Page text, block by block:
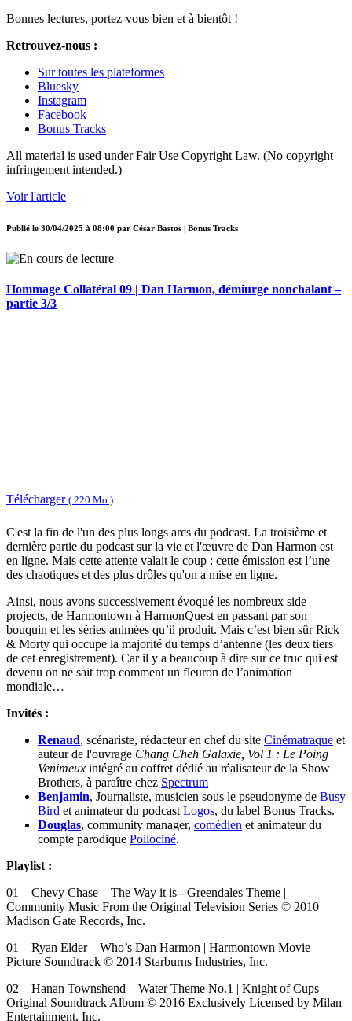
Bonnes lectures, portez-vous bien et à bientôt !
Retrouvez-nous :
Sur toutes les plateformes
Bluesky
Instagram
Facebook
Bonus Tracks
All material is used under Fair Use Copyright Law. (No copyright
infringement intended.)
Voir l'article
Publié le 30/04/2025 à 08:00 par César Bastos | Bonus Tracks
Hommage Collatéral 09 | Dan Harmon, démiurge nonchalant –
partie 3/3
Télécharger ( 220 Mo )
C'est la fin de l'un des plus longs arcs du podcast. La troisième et
dernière partie du podcast sur la vie et l'œuvre de Dan Harmon est
en ligne. Mais cette attente valait le coup : cette émission est l’une
des chaotiques et des plus drôles qu'on a mise en ligne.
Ainsi, nous avons successivement évoqué les nombreux side
projects, de Harmontown à HarmonQuest en passant par son
bouquin et les séries animées qu’il produit. Mais c’est bien sûr Rick
& Morty qui occupe la majorité du temps d’antenne (les deux tiers
de cet enregistrement). Car il y a beaucoup à dire sur ce truc qui est
devenu on ne sait trop comment un fleuron de l’animation
mondiale…
Invités :
Renaud, scénariste, rédacteur en chef du site Cinématraque et
auteur de l'ouvrage Chang Cheh Galaxie, Vol 1 : Le Poing
Venimeux intégré au coffret dédié au réalisateur de la Show
Brothers, à paraître chez Spectrum
Benjamin, Journaliste, musicien sous le pseudonyme de Busy
Bird et animateur du podcast Logos, du label Bonus Tracks.
Douglas, community manager, comédien et animateur du
compte parodique Poilociné.
Playlist :
01 – Chevy Chase – The Way it is - Greendales Theme |
Community Music From the Original Television Series © 2010
Madison Gate Records, Inc.
01 – Ryan Elder – Who’s Dan Harmon | Harmontown Movie
Picture Soundtrack © 2014 Starburns Industries, Inc.
02 – Hanan Townshend – Water Theme No.1 | Knight of Cups
Original Soundtrack Album © 2016 Exclusively Licensed by Milan
Entertainment, Inc.